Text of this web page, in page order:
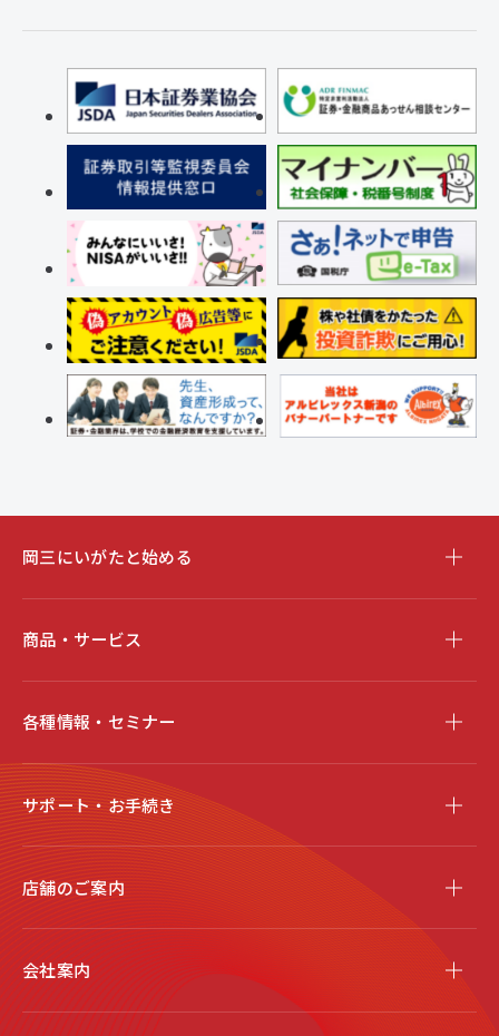
岡三にいがたと始める
商品・サービス
各種情報・セミナー
サポート・お手続き
店舗のご案内
会社案内